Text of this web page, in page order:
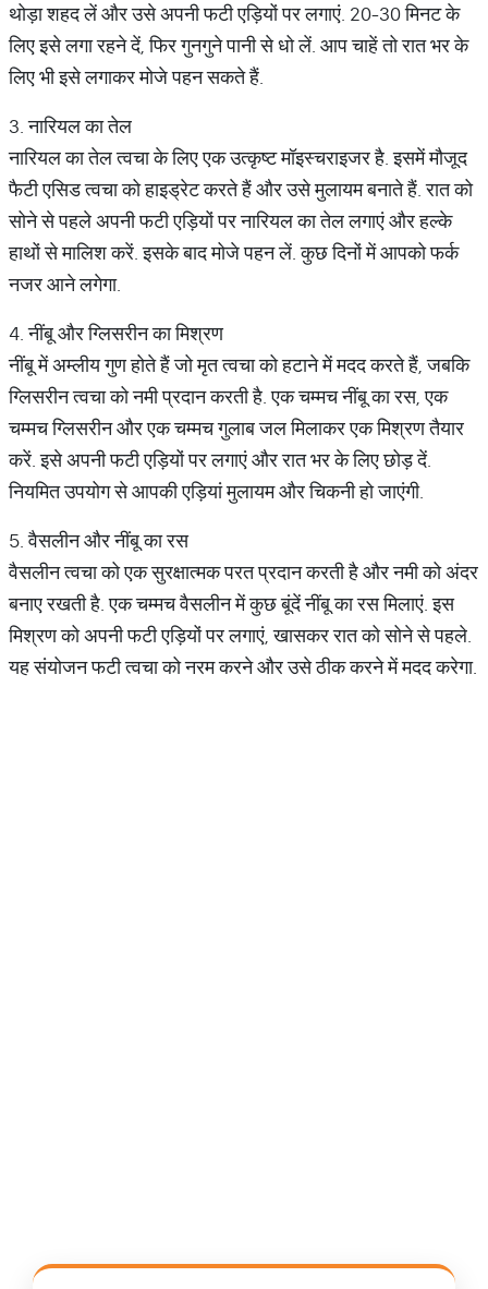
थोड़ा शहद लें और उसे अपनी फटी एड़ियों पर लगाएं. 20-30 मिनट के
लिए इसे लगा रहने दें, फिर गुनगुने पानी से धो लें. आप चाहें तो रात भर के
लिए भी इसे लगाकर मोजे पहन सकते हैं.
3. नारियल का तेल
नारियल का तेल त्वचा के लिए एक उत्कृष्ट मॉइस्चराइजर है. इसमें मौजूद
फैटी एसिड त्वचा को हाइड्रेट करते हैं और उसे मुलायम बनाते हैं. रात को
सोने से पहले अपनी फटी एड़ियों पर नारियल का तेल लगाएं और हल्के
हाथों से मालिश करें. इसके बाद मोजे पहन लें. कुछ दिनों में आपको फर्क
नजर आने लगेगा.
4. नींबू और ग्लिसरीन का मिश्रण
नींबू में अम्लीय गुण होते हैं जो मृत त्वचा को हटाने में मदद करते हैं, जबकि
ग्लिसरीन त्वचा को नमी प्रदान करती है. एक चम्मच नींबू का रस, एक
चम्मच ग्लिसरीन और एक चम्मच गुलाब जल मिलाकर एक मिश्रण तैयार
करें. इसे अपनी फटी एड़ियों पर लगाएं और रात भर के लिए छोड़ दें.
नियमित उपयोग से आपकी एड़ियां मुलायम और चिकनी हो जाएंगी.
5. वैसलीन और नींबू का रस
वैसलीन त्वचा को एक सुरक्षात्मक परत प्रदान करती है और नमी को अंदर
बनाए रखती है. एक चम्मच वैसलीन में कुछ बूंदें नींबू का रस मिलाएं. इस
मिश्रण को अपनी फटी एड़ियों पर लगाएं, खासकर रात को सोने से पहले.
यह संयोजन फटी त्वचा को नरम करने और उसे ठीक करने में मदद करेगा.